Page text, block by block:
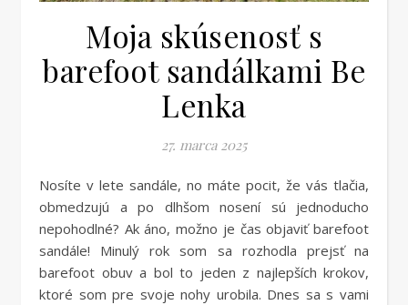
Moja skúsenosť s
barefoot sandálkami Be
Lenka
27. marca 2025
Nosíte v lete sandále, no máte pocit, že vás tlačia,
obmedzujú a po dlhšom nosení sú jednoducho
nepohodlné? Ak áno, možno je čas objaviť barefoot
sandále! Minulý rok som sa rozhodla prejsť na
barefoot obuv a bol to jeden z najlepších krokov,
ktoré som pre svoje nohy urobila. Dnes sa s vami